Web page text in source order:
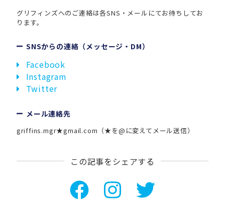
グリフィンズへのご連絡は各SNS・メールにてお待ちしてお
ります。
SNSからの連絡（メッセージ・DM）
Facebook
Instagram
Twitter
メール連絡先
griffins.mgr★gmail.com（★を@に変えてメール送信）
この記事をシェアする